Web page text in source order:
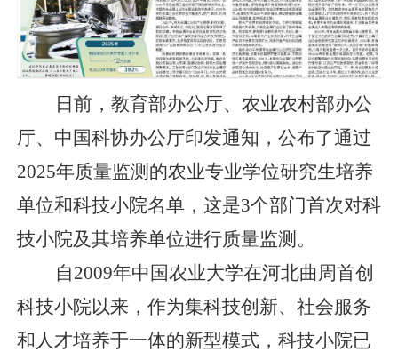
日前，教育部办公厅、农业农村部办公
厅、中国科协办公厅印发通知，公布了通过
2025年质量监测的农业专业学位研究生培养
单位和科技小院名单，这是3个部门首次对科
技小院及其培养单位进行质量监测。
自2009年中国农业大学在河北曲周首创
科技小院以来，作为集科技创新、社会服务
和人才培养于一体的新型模式，科技小院已